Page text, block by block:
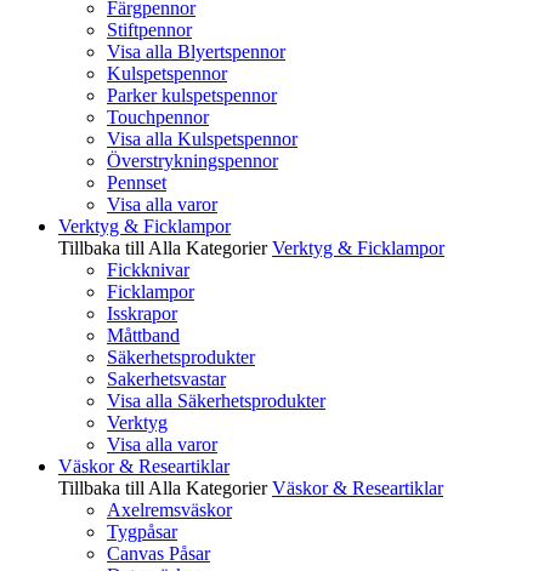
Färgpennor
Stiftpennor
Visa alla Blyertspennor
Kulspetspennor
Parker kulspetspennor
Touchpennor
Visa alla Kulspetspennor
Överstrykningspennor
Pennset
Visa alla varor
Verktyg & Ficklampor
Tillbaka till Alla Kategorier Verktyg & Ficklampor
Fickknivar
Ficklampor
Isskrapor
Måttband
Säkerhetsprodukter
Sakerhetsvastar
Visa alla Säkerhetsprodukter
Verktyg
Visa alla varor
Väskor & Researtiklar
Tillbaka till Alla Kategorier Väskor & Researtiklar
Axelremsväskor
Tygpåsar
Canvas Påsar